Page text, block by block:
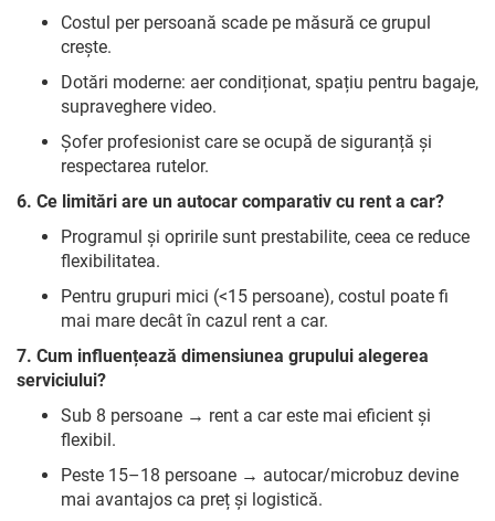
Costul per persoană scade pe măsură ce grupul
crește.
Dotări moderne: aer condiționat, spațiu pentru bagaje,
supraveghere video.
Șofer profesionist care se ocupă de siguranță și
respectarea rutelor.
6. Ce limitări are un autocar comparativ cu rent a car?
Programul și opririle sunt prestabilite, ceea ce reduce
flexibilitatea.
Pentru grupuri mici (<15 persoane), costul poate fi
mai mare decât în cazul rent a car.
7. Cum influențează dimensiunea grupului alegerea
serviciului?
Sub 8 persoane → rent a car este mai eficient și
flexibil.
Peste 15–18 persoane → autocar/microbuz devine
mai avantajos ca preț și logistică.